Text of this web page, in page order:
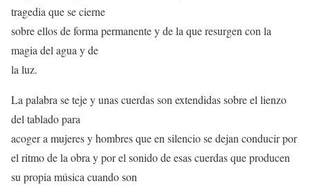
tragedia que se cierne
sobre ellos de forma permanente y de la que resurgen con la
magia del agua y de
la luz.
La palabra se teje y unas cuerdas son extendidas sobre el lienzo
del tablado para
acoger a mujeres y hombres que en silencio se dejan conducir por
el ritmo de la obra y por el sonido de esas cuerdas que producen
su propia música cuando son